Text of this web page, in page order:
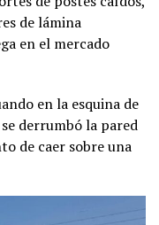
de lámina
en el mercado
en la esquina de
derrumbó la pared
de caer sobre una